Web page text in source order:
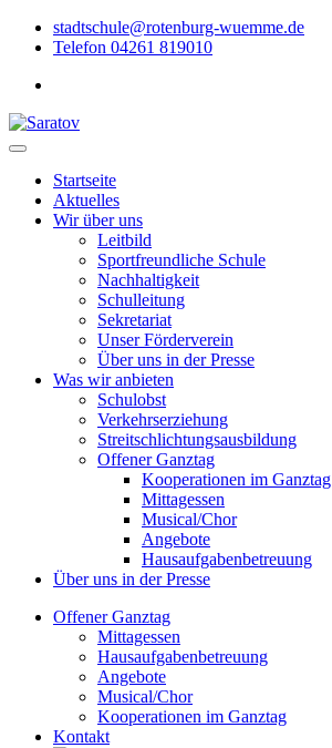
stadtschule@rotenburg-wuemme.de
Telefon 04261 819010
Startseite
Aktuelles
Wir über uns
Leitbild
Sportfreundliche Schule
Nachhaltigkeit
Schulleitung
Sekretariat
Unser Förderverein
Über uns in der Presse
Was wir anbieten
Schulobst
Verkehrserziehung
Streitschlichtungsausbildung
Offener Ganztag
Kooperationen im Ganztag
Mittagessen
Musical/Chor
Angebote
Hausaufgabenbetreuung
Über uns in der Presse
Offener Ganztag
Mittagessen
Hausaufgabenbetreuung
Angebote
Musical/Chor
Kooperationen im Ganztag
Kontakt